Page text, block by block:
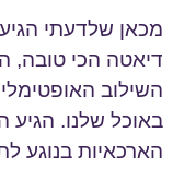
מכאן שלדעתי הגיע
דיאטה הכי טובה,
השילוב
באוכל שלנו. הגיע
הארכאיות בנוגע